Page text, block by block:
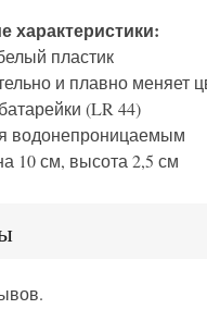
характеристики:
пластик
и плавно меняет
(LR 44)
водонепроницаемым
10 см, высота 2,5 см